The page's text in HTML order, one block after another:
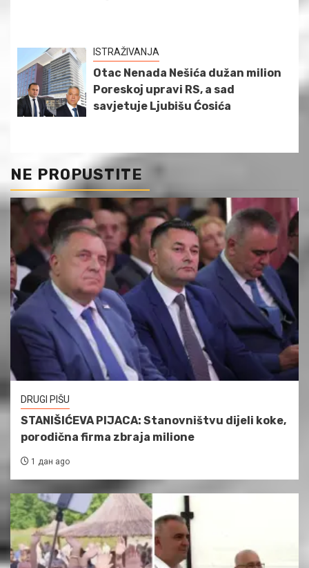
ISTRAŽIVANJA
Otac Nenada Nešića dužan milion
Poreskoj upravi RS, a sad
savjetuje Ljubišu Ćosića
NE PROPUSTITE
DRUGI PIŠU
STANIŠIĆEVA PIJACA: Stanovništvu dijeli koke,
porodična firma zbraja milione
1 дан ago